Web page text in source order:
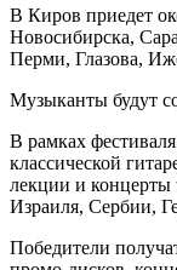
В Киров приедет
Новосибирска,
Перми, Глазова,
Музыканты будут
В рамках
классической
лекции и концерты
Израиля, Сербии,
Победители